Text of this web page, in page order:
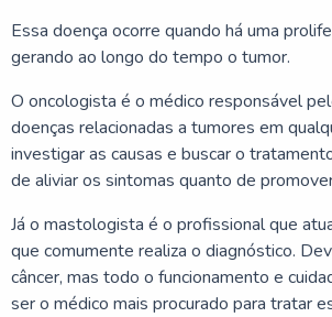
Essa doença ocorre quando há uma
gerando ao longo do tempo o tumor.
O oncologista é o médico responsável
doenças relacionadas a tumores em
investigar as causas e buscar o
de aliviar os sintomas quanto de
Já o mastologista é o profissional que
que comumente realiza o diagnóstico.
câncer, mas todo o funcionamento e
ser o médico mais procurado para tratar